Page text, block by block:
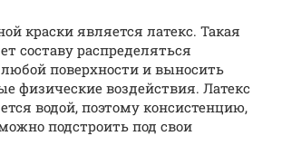
краски является латекс. Такая
составу распределяться
поверхности и выносить
физические воздействия. Латекс
водой, поэтому консистенцию,
подстроить под свои